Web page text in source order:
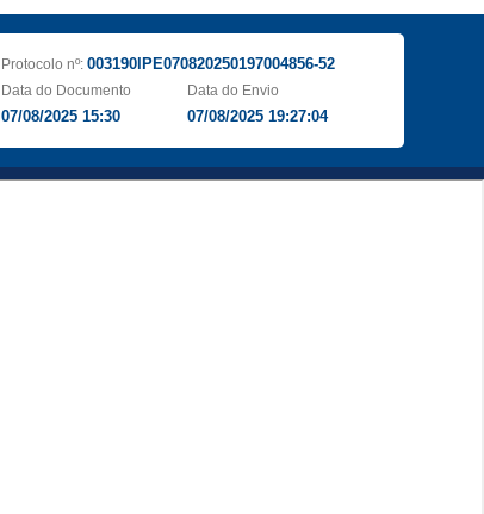
Protocolo nº: 003190IPE070820250197004856-52
Data do Documento
07/08/2025 15:30
Data do Envio
07/08/2025 19:27:04